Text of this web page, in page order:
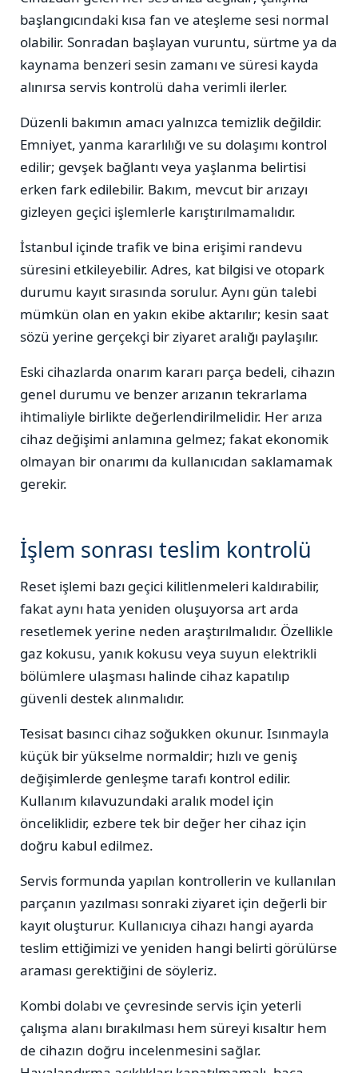
başlangıcındaki kısa fan ve ateşleme sesi normal
olabilir. Sonradan başlayan vuruntu, sürtme ya da
kaynama benzeri sesin zamanı ve süresi kayda
alınırsa servis kontrolü daha verimli ilerler.
Düzenli bakımın amacı yalnızca temizlik değildir.
Emniyet, yanma kararlılığı ve su dolaşımı kontrol
edilir; gevşek bağlantı veya yaşlanma belirtisi
erken fark edilebilir. Bakım, mevcut bir arızayı
gizleyen geçici işlemlerle karıştırılmamalıdır.
İstanbul içinde trafik ve bina erişimi randevu
süresini etkileyebilir. Adres, kat bilgisi ve otopark
durumu kayıt sırasında sorulur. Aynı gün talebi
mümkün olan en yakın ekibe aktarılır; kesin saat
sözü yerine gerçekçi bir ziyaret aralığı paylaşılır.
Eski cihazlarda onarım kararı parça bedeli, cihazın
genel durumu ve benzer arızanın tekrarlama
ihtimaliyle birlikte değerlendirilmelidir. Her arıza
cihaz değişimi anlamına gelmez; fakat ekonomik
olmayan bir onarımı da kullanıcıdan saklamamak
gerekir.
İşlem sonrası teslim kontrolü
Reset işlemi bazı geçici kilitlenmeleri kaldırabilir,
fakat aynı hata yeniden oluşuyorsa art arda
resetlemek yerine neden araştırılmalıdır. Özellikle
gaz kokusu, yanık kokusu veya suyun elektrikli
bölümlere ulaşması halinde cihaz kapatılıp
güvenli destek alınmalıdır.
Tesisat basıncı cihaz soğukken okunur. Isınmayla
küçük bir yükselme normaldir; hızlı ve geniş
değişimlerde genleşme tarafı kontrol edilir.
Kullanım kılavuzundaki aralık model için
önceliklidir, ezbere tek bir değer her cihaz için
doğru kabul edilmez.
Servis formunda yapılan kontrollerin ve kullanılan
parçanın yazılması sonraki ziyaret için değerli bir
kayıt oluşturur. Kullanıcıya cihazı hangi ayarda
teslim ettiğimizi ve yeniden hangi belirti görülürse
araması gerektiğini de söyleriz.
Kombi dolabı ve çevresinde servis için yeterli
çalışma alanı bırakılması hem süreyi kısaltır hem
de cihazın doğru incelenmesini sağlar.